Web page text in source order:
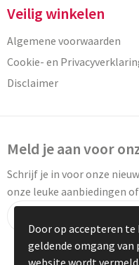
Veilig winkelen
Algemene voorwaarden
Cookie- en
Disclaimer
Meld je aan voor
Schrijf je in voor onze
onze leuke aanbiedingen
Door op accepteren
geldende omgang
website wordt vermeld.